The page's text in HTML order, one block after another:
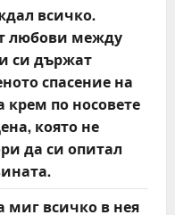
всичко.
любови между
си държат
спасение на
крем по носовете
която не
да си опитал
миг всичко в нея